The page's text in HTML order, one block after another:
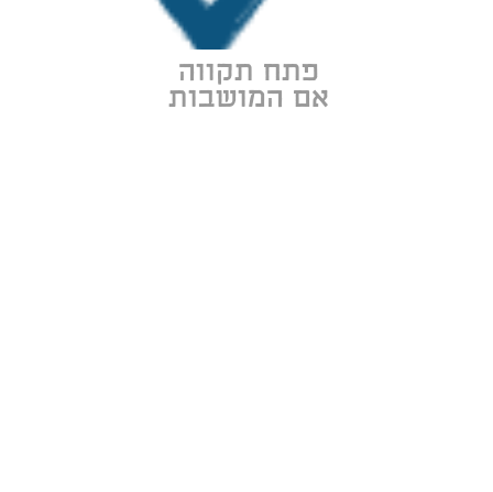
פתח תקווה
אם המושבות